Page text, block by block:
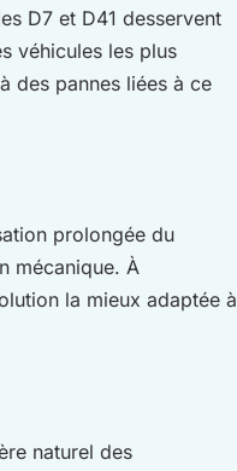
D7 et D41 desservent
véhicules les plus
des pannes liées à ce
prolongée du
mécanique. À
la mieux adaptée à
naturel des